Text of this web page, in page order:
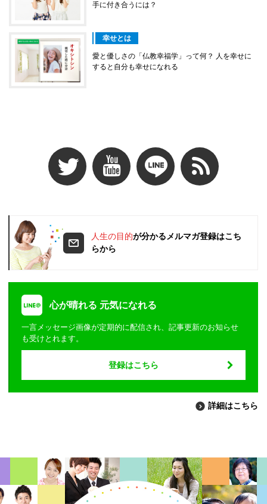
手に付き合うには？
幸せとは
愛と優しさの「仏教幸福学」って何？ 人を幸せに
すると自分も幸せになれる
人生の目的が分かるメルマガ登録はこち
らから
心が晴れる 元気になれる
一言メッセージ画像が定期的に配信され、記事更新のお知らせ
も受けとれます。
登録はこちら
詳細はこちら